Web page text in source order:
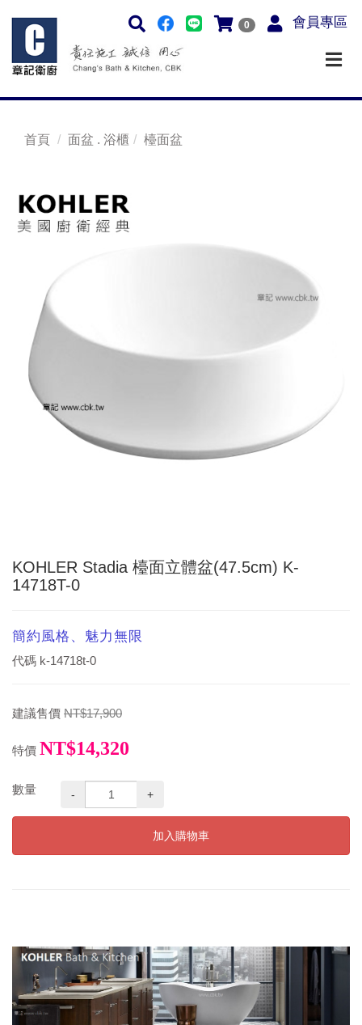
0 會員專區
首頁 面盆 . 浴櫃 檯面盆
KOHLER Stadia 檯面立體盆(47.5cm) K-
14718T-0
簡約風格、魅力無限
代碼 k-14718t-0
建議售價 NT$17,900
特價 NT$14,320
數量 - +
加入購物車